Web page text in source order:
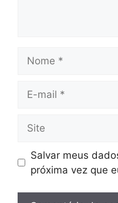
mail
Salvar meus
próxima vez que